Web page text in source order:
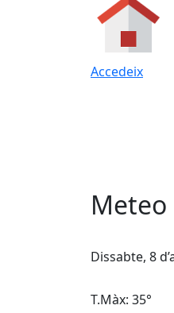
Accedeix
Meteo
Dissabte, 8
T.Màx: 35°